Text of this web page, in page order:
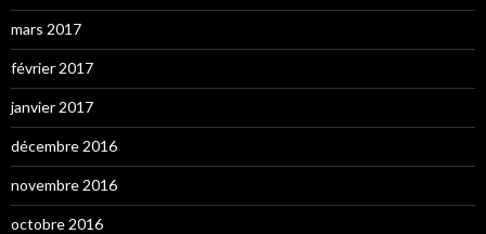
mars 2017
février 2017
janvier 2017
décembre 2016
novembre 2016
octobre 2016